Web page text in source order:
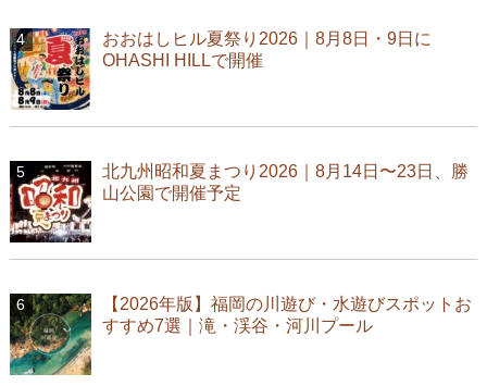
おおはしヒル夏祭り2026｜8月8日・9日に
OHASHI HILLで開催
北九州昭和夏まつり2026｜8月14日〜23日、勝
山公園で開催予定
【2026年版】福岡の川遊び・水遊びスポットお
すすめ7選｜滝・渓谷・河川プール